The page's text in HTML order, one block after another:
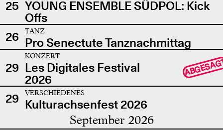
25 YOUNG ENSEMBLE SÜDPOL: Kick
Offs
26
TANZ
Pro Senectute Tanznachmittag
29
KONZERT
Les Digitales Festival
2026
29 VERSCHIEDENES
Kulturachsenfest 2026
September 2026